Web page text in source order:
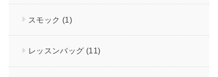
スモック (1)
レッスンバッグ (11)